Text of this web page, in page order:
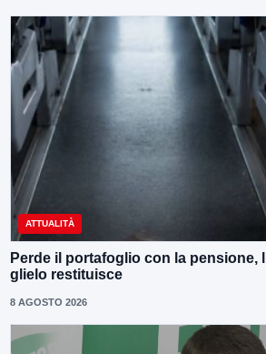
ATTUALITÀ
Perde il portafoglio con la pensione,
glielo restituisce
8 AGOSTO 2026